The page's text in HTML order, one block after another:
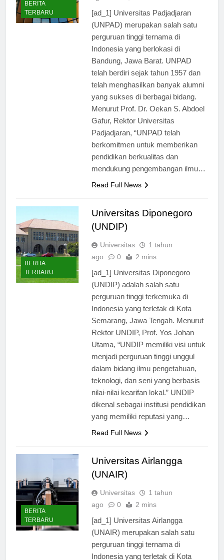
BERITA
TERBARU
[ad_1] Universitas Padjadjaran
(UNPAD) merupakan salah satu
perguruan tinggi ternama di
Indonesia yang berlokasi di
Bandung, Jawa Barat. UNPAD
telah berdiri sejak tahun 1957 dan
telah menghasilkan banyak alumni
yang sukses di berbagai bidang.
Menurut Prof. Dr. Oekan S. Abdoel
Gafur, Rektor Universitas
Padjadjaran, “UNPAD telah
berkomitmen untuk memberikan
pendidikan berkualitas dan
BERITA
TERBARU
Universitas Diponegoro
(UNDIP)
Universitas
1 tahun
[ad_1] Universitas Diponegoro
(UNDIP) adalah salah satu
perguruan tinggi terkemuka di
Indonesia yang terletak di Kota
Semarang, Jawa Tengah. Menurut
Rektor UNDIP, Prof. Yos Johan
Utama, “UNDIP memiliki visi untuk
menjadi perguruan tinggi unggul
dalam bidang ilmu pengetahuan,
teknologi, dan seni yang berbasis
nilai-nilai kearifan lokal.” UNDIP
dikenal sebagai institusi pendidikan
BERITA
TERBARU
Universitas Airlangga
(UNAIR)
Universitas
1 tahun
[ad_1] Universitas Airlangga
(UNAIR) merupakan salah satu
perguruan tinggi ternama di